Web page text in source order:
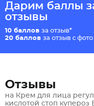
Дарим баллы
отзывы
10 баллов за отзыв*
20 баллов за отзыв с
Отзывы
на Крем для лица
кислотой стоп купероз